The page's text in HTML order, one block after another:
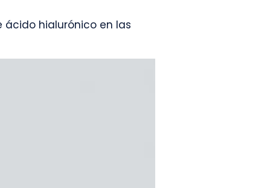
hialurónico en las